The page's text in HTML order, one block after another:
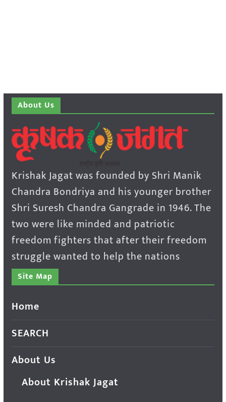
About Us
Krishak Jagat was founded by Shri Manik
Chandra Bondriya and his younger brother
Shri Suresh Chandra Gangrade in 1946. The
two were like minded and patriotic
freedom fighters that after their freedom
struggle wanted to help the nations
Site Map
Home
SEARCH
About Us
About Krishak Jagat